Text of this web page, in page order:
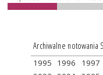
Archiwalne notowania
1995 1996 1997